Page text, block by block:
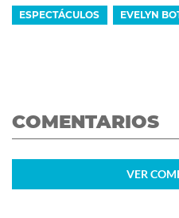
ESPECTÁCULOS EVELYN
COMENTARIOS
VER